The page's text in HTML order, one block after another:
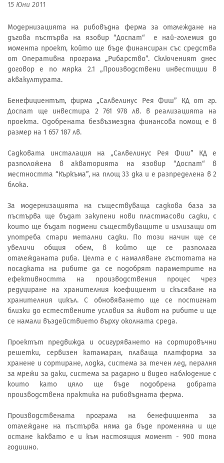
15 Юни 2011
Модернизацията на рибовъдна ферма за отглеждане на
дъгова пъстърва на язовир “Доспат“ е най-големия до
момента проект, който ще бъде финансиран със средства
от Оперативна програма „Рибарство”. Сключеният днес
договор е по мярка 2.1 „Производствени инвестиции в
аквакултурата.
Бенефициентът, фирма „Салвелинус Рея Фиш” КД от гр.
Доспат ще инвестира 2 761 978 лв. в реализацията на
проекта. Одобрената безвъзмездна финансова помощ е в
размер на 1 657 187 лв.
Садковата инсталация на „Салвелинус Рея Фиш” КД е
разположена в акваторията на язовир “Доспат“ в
местността “Къркъма”, на площ 33 дка и е разпределена в 2
блока.
За модернизацията на съществуваща садкова база за
пъстърва ще бъдат закупени нови пластмасови садки, с
които ще бъдат подмени съществуващите и излизащи от
употреба стари метални садки. По този начин ще се
увеличи общия обем, в който ще се разполага
отглежданата риба. Целта е с намаляване гъстотата на
посадката на рибите да се подобрят параметрите на
ефективността на производствения процес чрез
редуциране на хранителния коефициент и скъсяване на
хранителния цикъл. С обновяването ще се постигнат
близки до естествените условия за живот на рибите и ще
се намали въздействието върху околната среда.
Проектът предвижда и осигуряването на сортировъчни
решетки, сервизен катамаран, плаваща платформа за
хранене и сортиране, лодка, система за течен лед, пералня
за мрежи за даки, система за радарно и видео наблюдение с
които като цяло ще бъде подобрена добрата
производствена практика на рибовъдната ферма.
Производствената програма на бенефициента за
отглеждане на пъстърва няма да бъде променяна и ще
остане каквато е и към настоящия момент - 900 тона
годишно.